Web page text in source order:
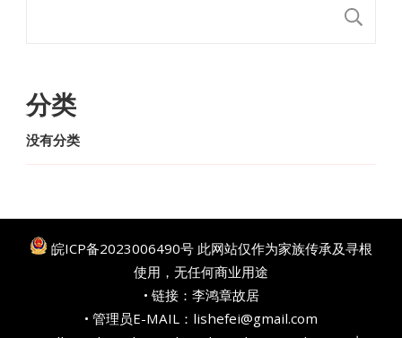
分类
没有分类
皖ICP备2023006490号 此网站仅作为家族传承及寻根
使用，无任何商业用途
• 链接： 李鸿章故居
• 管理员E-MAIL：lishefei@gmail.com